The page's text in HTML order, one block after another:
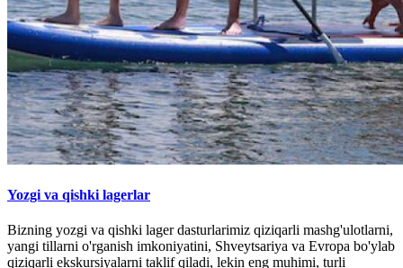
Yozgi va qishki lagerlar
Bizning yozgi va qishki lager dasturlarimiz qiziqarli mashg'ulotlarni,
yangi tillarni o'rganish imkoniyatini, Shveytsariya va Evropa bo'ylab
qiziqarli ekskursiyalarni taklif qiladi, lekin eng muhimi, turli